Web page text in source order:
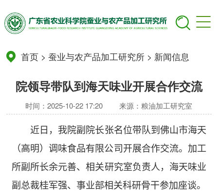
首页 >蚕业与农产品加工研究所 > 新闻信息
院领导带队到海天味业开展合作交流
时间：2025-10-22 17:20 来源：粮油加工研究室
近日 ， 我院副院长张名位带队到佛山市海天
（高明）调味食品有限公司开展合作交流。加工
所副所长余元善、相关研究室负责人，海天味业
副总裁桂军强、 事业部相关科研骨干参加座谈。